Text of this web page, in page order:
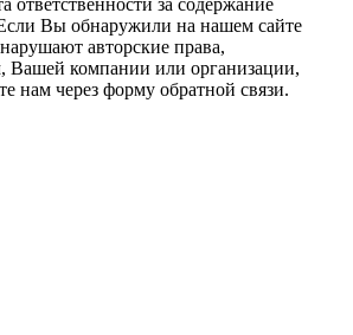
ответственности за содержание
Вы обнаружили на нашем сайте
авторские права,
Вашей компании или организации,
нам через форму обратной связи.